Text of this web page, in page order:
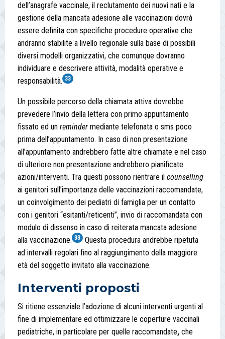
dell’anagrafe vaccinale, il reclutamento dei nuovi nati e la
gestione della mancata adesione alle vaccinazioni dovrà
essere definita con specifiche procedure operative che
andranno stabilite a livello regionale sulla base di possibili
diversi modelli organizzativi, che comunque dovranno
individuare e descrivere attività, modalità operative e
responsabilità. 33
Un possibile percorso della chiamata attiva dovrebbe
prevedere l’invio della lettera con primo appuntamento
fissato ed un reminder mediante telefonata o sms poco
prima dell’appuntamento. In caso di non presentazione
all’appuntamento andrebbero fatte altre chiamate e nel caso
di ulteriore non presentazione andrebbero pianificate
azioni/interventi. Tra questi possono rientrare il counselling
ai genitori sull’importanza delle vaccinazioni raccomandate,
un coinvolgimento dei pediatri di famiglia per un contatto
con i genitori “esitanti/reticenti”, invio di raccomandata con
modulo di dissenso in caso di reiterata mancata adesione
alla vaccinazione. 33
Questa procedura andrebbe ripetuta
ad intervalli regolari fino al raggiungimento della maggiore
età del soggetto invitato alla vaccinazione.
Interventi proposti
Si ritiene essenziale l’adozione di alcuni interventi urgenti al
fine di implementare ed ottimizzare le coperture vaccinali
pediatriche, in particolare per quelle raccomandate, che